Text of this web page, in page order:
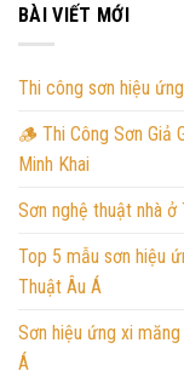
BÀI VIẾT MỚI
Thi công sơn hiệu
🪵 Thi Công Sơn Giả
Minh Khai
Sơn nghệ thuật nhà
Top 5 mẫu sơn hiệu
Thuật Âu Á
Sơn hiệu ứng xi
Á